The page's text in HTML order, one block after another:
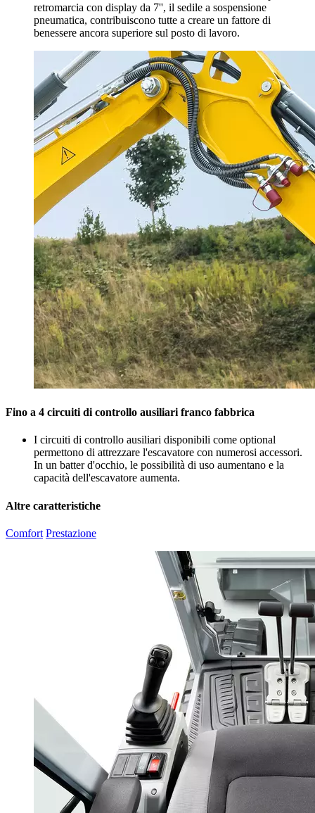
retromarcia con display da 7'', il sedile a sospensione
pneumatica, contribuiscono tutte a creare un fattore di
benessere ancora superiore sul posto di lavoro.
Fino a 4 circuiti di controllo ausiliari franco fabbrica
I circuiti di controllo ausiliari disponibili come optional
permettono di attrezzare l'escavatore con numerosi accessori.
In un batter d'occhio, le possibilità di uso aumentano e la
capacità dell'escavatore aumenta.
Altre caratteristiche
Comfort Prestazione